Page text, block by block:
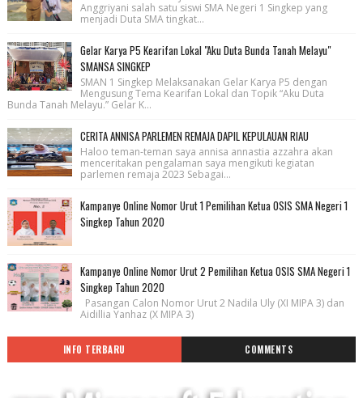
Anggriyani salah satu siswi SMA Negeri 1 Singkep yang
menjadi Duta SMA tingkat...
Gelar Karya P5 Kearifan Lokal "Aku Duta Bunda Tanah Melayu"
SMANSA SINGKEP
SMAN 1 Singkep Melaksanakan Gelar Karya P5 dengan
Mengusung Tema Kearifan Lokal dan Topik “Aku Duta
Bunda Tanah Melayu.” Gelar K...
CERITA ANNISA PARLEMEN REMAJA DAPIL KEPULAUAN RIAU
Haloo teman-teman saya annisa annastia azzahra akan
menceritakan pengalaman saya mengikuti kegiatan
parlemen remaja 2023 Sebagai...
Kampanye Online Nomor Urut 1 Pemilihan Ketua OSIS SMA Negeri 1
Singkep Tahun 2020
Kampanye Online Nomor Urut 2 Pemilihan Ketua OSIS SMA Negeri 1
Singkep Tahun 2020
Pasangan Calon Nomor Urut 2 Nadila Uly (XI MIPA 3) dan
Aidillia Yanhaz (X MIPA 3)
INFO TERBARU COMMENTS